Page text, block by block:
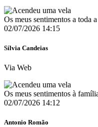
Os meus sentimentos a toda
02/07/2026 14:15
Sílvia Candeias
Via Web
Os meus sentimentos à
02/07/2026 14:12
Antonio Romão